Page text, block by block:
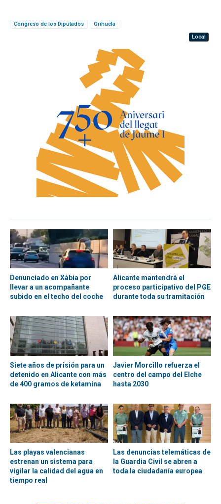
Congreso de los Diputados
Orihuela
Local
Denunciado en Xàbia por
llevar a un acompañante
subido en el techo del coche
Alicante mantendrá el
proceso participativo del PGE
durante toda su tramitación
Siete años de prisión para un
detenido en Alicante con más
de 400 gramos de ketamina
Javier Morcillo refuerza el
centro del campo del Elche
hasta 2030
Las playas valencianas
estrenan un sistema para
vigilar la calidad del agua en
tiempo real
Las denuncias telemáticas de
la Guardia Civil se abren a
toda la ciudadanía europea